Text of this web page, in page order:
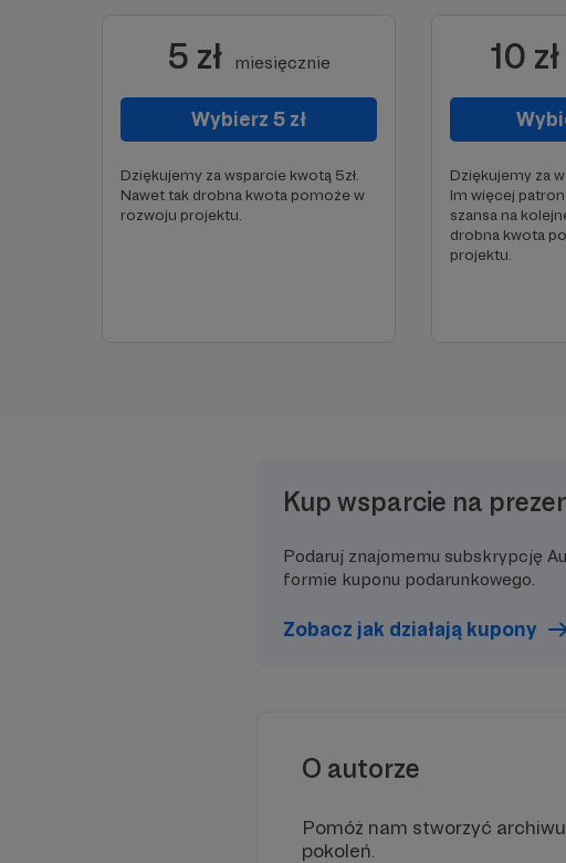
5 zł miesięcznie
Wybierz 5 zł
Dziękujemy za wsparcie kwotą 5zł.
Nawet tak drobna kwota pomoże w
rozwoju projektu.
10 zł
Dziękujemy za
Im więcej
szansa na
drobna kwota
projektu.
Kup wsparcie na
Podaruj znajomemu subskrypcję
formie kuponu podarunkowego.
Zobacz jak działają kupony
O autorze
Pomóż nam stworzyć
pokoleń.